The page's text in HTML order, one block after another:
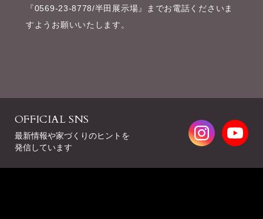
『0569-23-8778/半田展示場』までお電話くださいま
すようお願いいたします。
OFFICIAL SNS
最新情報や家づくりのヒントを
発信しています